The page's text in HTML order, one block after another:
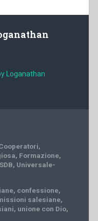
Loganathan
,
, Formazione,
, Universale-
, confessione,
salesiane,
, unione con Dio,